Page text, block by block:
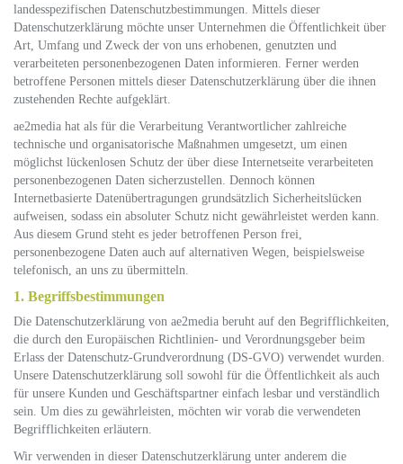
landesspezifischen Datenschutzbestimmungen. Mittels dieser
Datenschutzerklärung möchte unser Unternehmen die Öffentlichkeit über
Art, Umfang und Zweck der von uns erhobenen, genutzten und
verarbeiteten personenbezogenen Daten informieren. Ferner werden
betroffene Personen mittels dieser Datenschutzerklärung über die ihnen
zustehenden Rechte aufgeklärt.
ae2media hat als für die Verarbeitung Verantwortlicher zahlreiche
technische und organisatorische Maßnahmen umgesetzt, um einen
möglichst lückenlosen Schutz der über diese Internetseite verarbeiteten
personenbezogenen Daten sicherzustellen. Dennoch können
Internetbasierte Datenübertragungen grundsätzlich Sicherheitslücken
aufweisen, sodass ein absoluter Schutz nicht gewährleistet werden kann.
Aus diesem Grund steht es jeder betroffenen Person frei,
personenbezogene Daten auch auf alternativen Wegen, beispielsweise
telefonisch, an uns zu übermitteln.
1. Begriffsbestimmungen
Die Datenschutzerklärung von ae2media beruht auf den Begrifflichkeiten,
die durch den Europäischen Richtlinien- und Verordnungsgeber beim
Erlass der Datenschutz-Grundverordnung (DS-GVO) verwendet wurden.
Unsere Datenschutzerklärung soll sowohl für die Öffentlichkeit als auch
für unsere Kunden und Geschäftspartner einfach lesbar und verständlich
sein. Um dies zu gewährleisten, möchten wir vorab die verwendeten
Begrifflichkeiten erläutern.
Wir verwenden in dieser Datenschutzerklärung unter anderem die